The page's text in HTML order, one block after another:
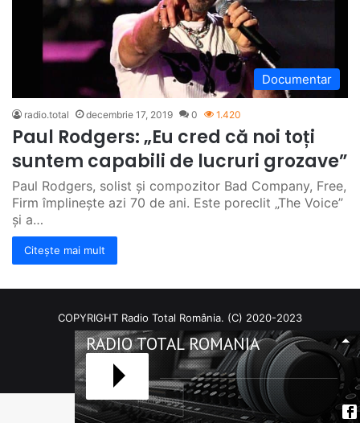
Documentar
radio.total decembrie 17, 2019 0 1.420
Paul Rodgers: „Eu cred că noi toți
suntem capabili de lucruri grozave”
Paul Rodgers, solist și compozitor Bad Company, Free,
Firm împlinește azi 70 de ani. Este poreclit „The Voice”
și a…
Citește mai mult
COPYRIGHT Radio Total România. (C) 2020-2023
Facebook
RSS
RADIO TOTAL ROMANIA